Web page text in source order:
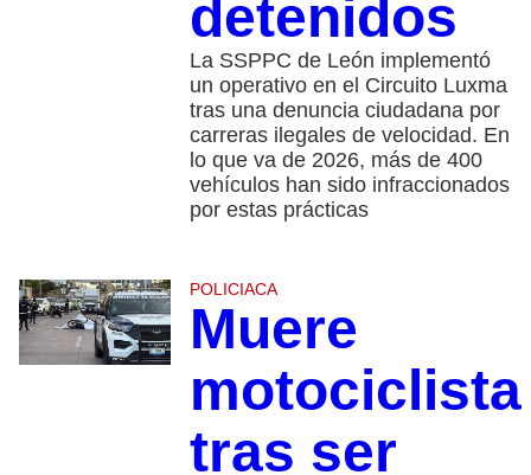
detenidos
La SSPPC de León implementó
un operativo en el Circuito Luxma
tras una denuncia ciudadana por
carreras ilegales de velocidad. En
lo que va de 2026, más de 400
vehículos han sido infraccionados
por estas prácticas
POLICIACA
Muere
motociclista
tras ser